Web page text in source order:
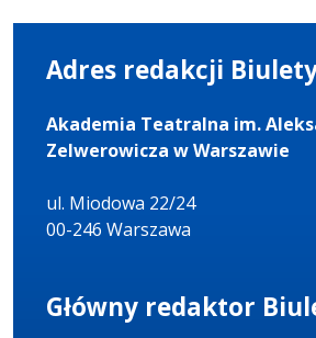
Adres redakcji
Akademia Teatralna im.
Zelwerowicza w Warszawie
ul. Miodowa 22/24
00-246 Warszawa
Główny redaktor